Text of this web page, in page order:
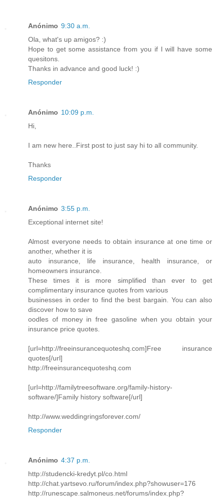
Anónimo 9:30 a.m.
Ola, what's up amigos? :)
Hope to get some assistance from you if I will have some
quesitons.
Thanks in advance and good luck! :)
Responder
Anónimo 10:09 p.m.
Hi,
I am new here..First post to just say hi to all community.
Thanks
Responder
Anónimo 3:55 p.m.
Exceptional internet site!
Almost everyone needs to obtain insurance at one time or
another, whether it is
auto insurance, life insurance, health insurance, or
homeowners insurance.
These times it is more simplified than ever to get
complimentary insurance quotes from various
businesses in order to find the best bargain. You can also
discover how to save
oodles of money in free gasoline when you obtain your
insurance price quotes.
[url=http://freeinsurancequoteshq.com]Free insurance
quotes[/url]
http://freeinsurancequoteshq.com
[url=http://familytreesoftware.org/family-history-
software/]Family history software[/url]
http://www.weddingringsforever.com/
Responder
Anónimo 4:37 p.m.
http://studencki-kredyt.pl/co.html
http://chat.yartsevo.ru/forum/index.php?showuser=176
http://runescape.salmoneus.net/forums/index.php?